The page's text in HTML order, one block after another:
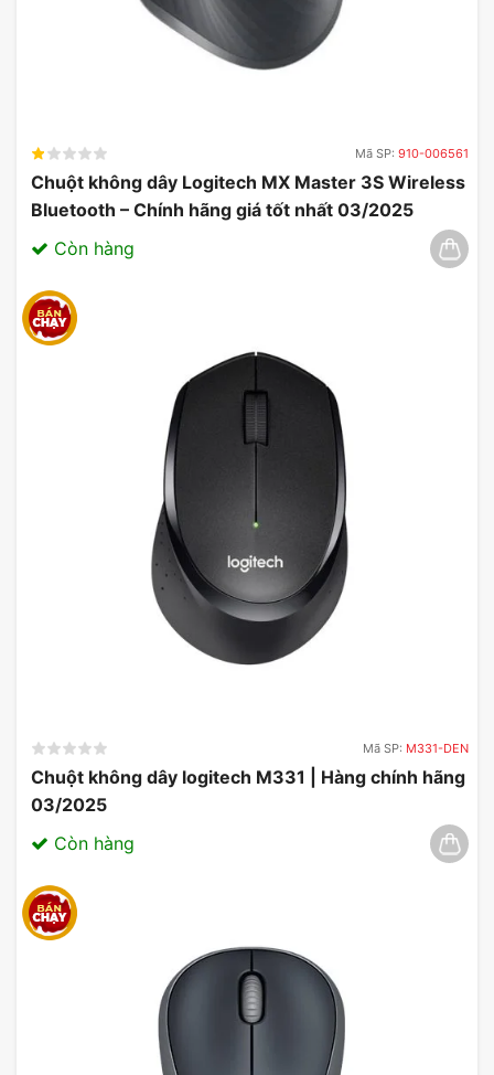
Mã SP: 910-006561
Chuột không dây Logitech MX Master 3S Wireless
Bluetooth – Chính hãng giá tốt nhất 03/2025
Còn hàng
Mã SP: M331-DEN
Chuột không dây logitech M331 | Hàng chính hãng
03/2025
Còn hàng